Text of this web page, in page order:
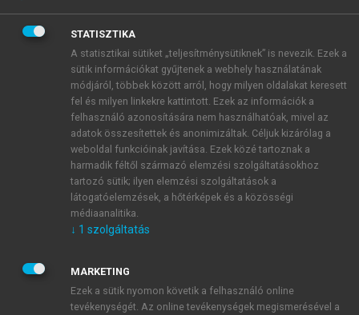
BELÉPÉS SAJÁT FIÓKKAL
ÚJ FIÓK LÉTREHOZÁSA
1 óra díjmentes hozzáférés
E-MAIL-CÍM
JELSZÓ
STATISZTIKA
A statisztikai sütiket „teljesítménysütiknek” is nevezik. Ezek a
sütik információkat gyűjtenek a webhely használatának
módjáról, többek között arról, hogy milyen oldalakat keresett
fel és milyen linkekre kattintott. Ezek az információk a
felhasználó azonosítására nem használhatóak, mivel az
adatok összesítettek és anonimizáltak. Céljuk kizárólag a
weboldal funkcióinak javítása. Ezek közé tartoznak a
harmadik féltől származó elemzési szolgáltatásokhoz
tartozó sütik; ilyen elemzési szolgáltatások a
látogatóelemzések, a hőtérképek és a közösségi
médiaanalitika.
↓ 1 szolgáltatás
MARKETING
Ezek a sütik nyomon követik a felhasználó online
tevékenységét. Az online tevékenységek megismerésével a